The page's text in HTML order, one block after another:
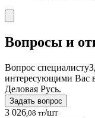
Вопросы и
Вопрос специалисту
интересующими Вас
Деловая Русь.
Задать вопрос
3 026 ,08 тг/шт